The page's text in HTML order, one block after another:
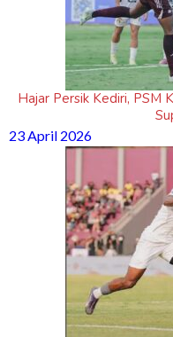
Hajar Persik Kediri, PSM
23 April 2026